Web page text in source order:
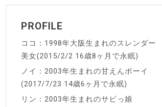
PROFILE
ココ：1998年大阪生まれのスレンダー
美女(2015/2/2 16歳8ヶ月で永眠)
ノイ：2003年生まれの甘えんボーイ
(2017/7/23 14歳6ヶ月で永眠)
リン：2003年生まれのサビっ娘